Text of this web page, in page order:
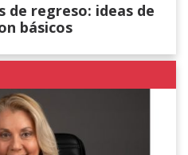
de regreso: ideas de
básicos